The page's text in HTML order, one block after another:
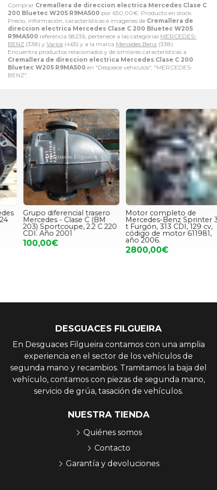
Comprar Cremallera de direccion electrica Mercedes Clase C
200 Bluetec W205 R9MA500 por 650,00€ . Producto en stock.
Precio, información, características e imágenes de Cremallera de
direccion electrica Mercedes Clase C 200 Bluetec W205
R9MA500 referencia 58236, pertenece a las categorías MERCEDES-
BENZ (338) y Varios (465) y a la marca Mercedes Benz (338).
Encuentra productos relacionados y de similares características a
Cremallera de direccion electrica Mercedes Clase C 200
Bluetec W205 R9MA500 en "Despiece vehiculos", "MERCEDES-
BENZ".
Grupo diferencial trasero
Mercedes - Clase C (BM
203) Sportcoupe, 2.2 C 220
CDI. Año 2001
100,00€
Motor completo de
Mercedes-Benz Sprinter 3-
t Furgón, 313 CDI, 129 cv,
código de motor 611981,
año 2006.
2800,00€
DESGUACES FILGUEIRA
En Desguaces Filgueira contamos con una amplia
experiencia en el sector de los vehículos de
segunda mano y recambios. Tramitamos la baja del
vehículo, contamos con piezas de segunda mano,
servicio de grúa, tasación de vehículos.
NUESTRA TIENDA
Quiénes somos
Contacto
Garantía y devoluciones